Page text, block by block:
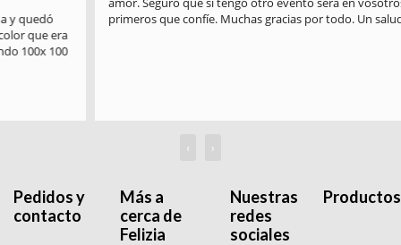
primeros que confíe. Muchas gracias por todo. Un saludo
‹ ›
Pedidos y
contacto
Más a
cerca de
Felizia
Nuestras
redes
sociales
Productos